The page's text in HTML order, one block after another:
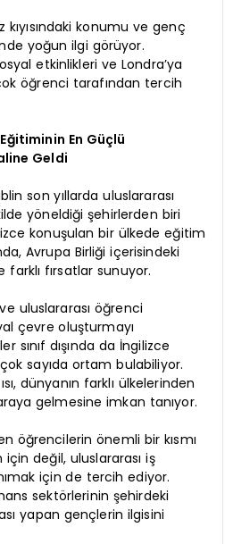
konumu ve genç
yoğun ilgi görüyor.
etkinlikleri ve Londra’ya
öğrenci tarafından tercih
En Güçlü
Geldi
son yıllarda uluslararası
yöneldiği şehirlerden biri
konuşulan bir ülkede eğitim
Avrupa Birliği içerisindeki
fırsatlar sunuyor.
uluslararası öğrenci
çevre oluşturmayı
sınıf dışında da İngilizce
sayıda ortam bulabiliyor.
dünyanın farklı ülkelerinden
gelmesine imkan tanıyor.
öğrencilerin önemli bir kısmı
için değil, uluslararası iş
için de tercih ediyor.
sektörlerinin şehirdeki
yapan gençlerin ilgisini